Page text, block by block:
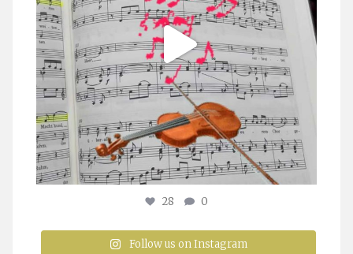
28 0
Follow us on Instagram